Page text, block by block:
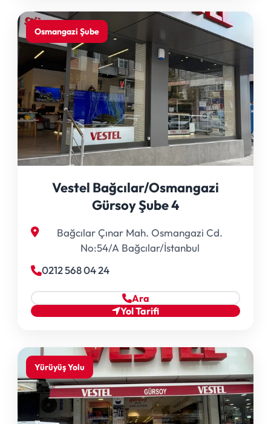
Osmangazi Şube
Vestel Bağcılar/Osmangazi
Gürsoy Şube 4
Bağcılar Çınar Mah. Osmangazi Cd.
No:54/A Bağcılar/İstanbul
0212 568 04 24
Ara
Yol Tarifi
Yürüyüş Yolu